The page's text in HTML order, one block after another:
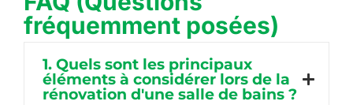
fréquemment posées)
1. Quels sont les principaux
éléments à considérer lors de la
rénovation d'une salle de bains ?